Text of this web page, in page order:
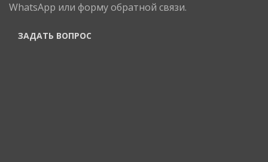
WhatsApp или форму обратной связи.
ЗАДАТЬ ВОПРОС